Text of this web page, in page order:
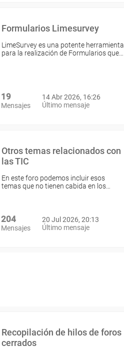
Formularios Limesurvey
LimeSurvey es una potente herramienta
para la realización de Formularios que…
19
Mensajes
14 Abr 2026, 16:26
Último mensaje
Otros temas relacionados con
las TIC
En este foro podemos incluir esos
temas que no tienen cabida en los…
204
Mensajes
20 Jul 2026, 20:13
Último mensaje
Recopilación de hilos de foros
cerrados